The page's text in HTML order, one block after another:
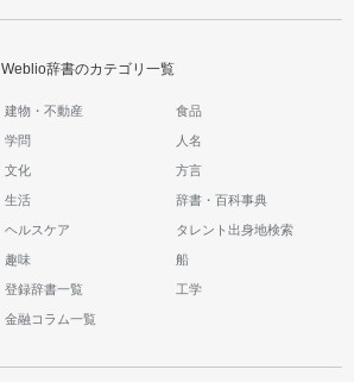
Weblio辞書のカテゴリ一覧
建物・不動産 食品
学問 人名
文化 方言
生活 辞書・百科事典
ヘルスケア タレント出身地検索
趣味 船
登録辞書一覧 工学
金融コラム一覧